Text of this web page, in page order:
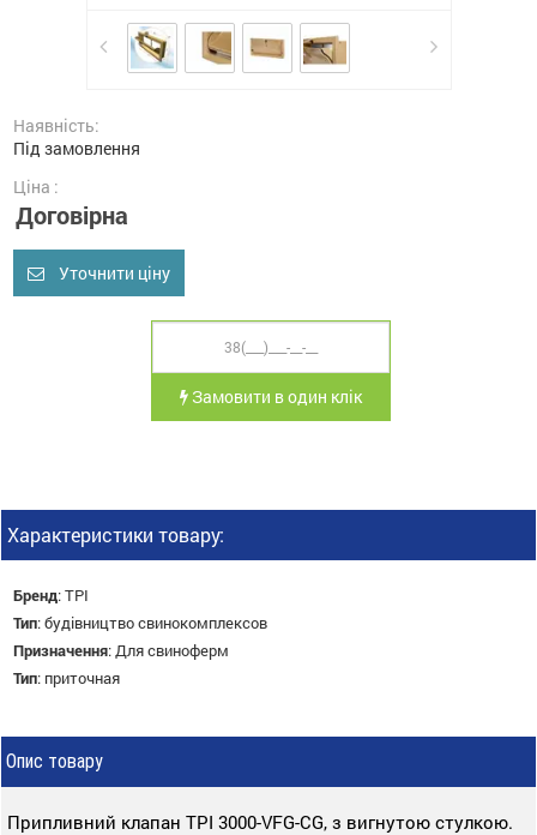
Наявність:
Під замовлення
Ціна :
Договірна
Уточнити ціну
Замовити в один клік
Характеристики товару:
Бренд:TPI
Тип:будівництво свинокомплексов
Призначення: Для свиноферм
Тип: приточная
Опис товару
Припливний клапан TPI 3000-VFG-CG, з вигнутою стулкою.